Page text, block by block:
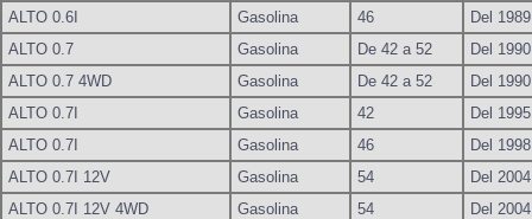
ALTO 0.6I
Gasolina 46
Del
ALTO 0.7
Gasolina De 42 a 52
Del
ALTO 0.7 4WD
Gasolina De 42 a 52
Del
ALTO 0.7I
Gasolina 42
Del
ALTO 0.7I
Gasolina 46
Del
ALTO 0.7I 12V
Gasolina 54
Del
ALTO 0.7I 12V 4WD
Gasolina 54
Del